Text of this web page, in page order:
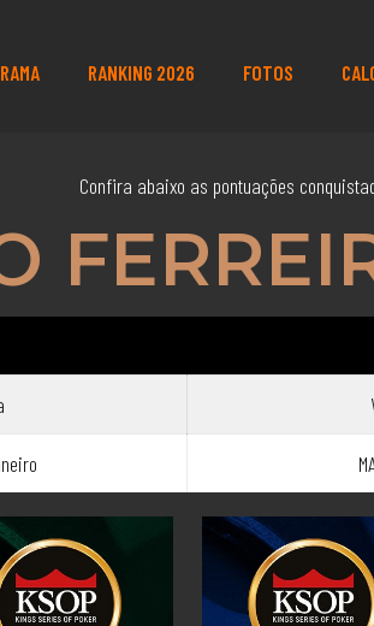
RANKING 2026 FOTOS
Confira abaixo as pontuações